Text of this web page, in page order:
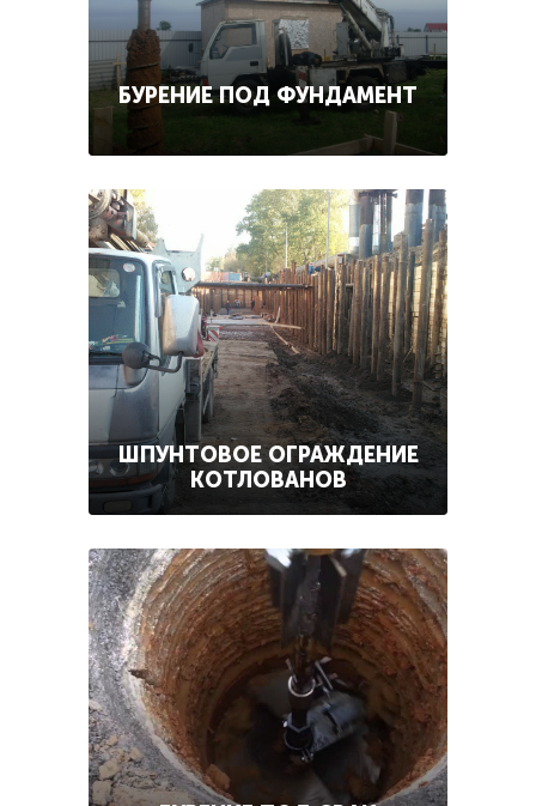
БУРЕНИЕ ПОД ФУНДАМЕНТ
ШПУНТОВОЕ ОГРАЖДЕНИЕ
КОТЛОВАНОВ